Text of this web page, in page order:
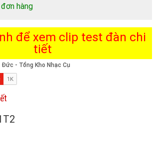
hàng
để xem clip test đàn chi
tiết